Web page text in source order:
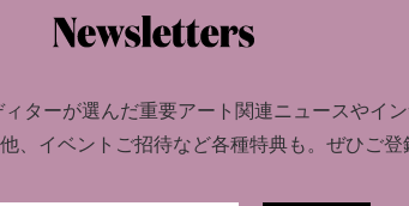
ターが選んだ重要アート関連ニュースやイ
、イベントご招待など各種特典も。ぜひご登